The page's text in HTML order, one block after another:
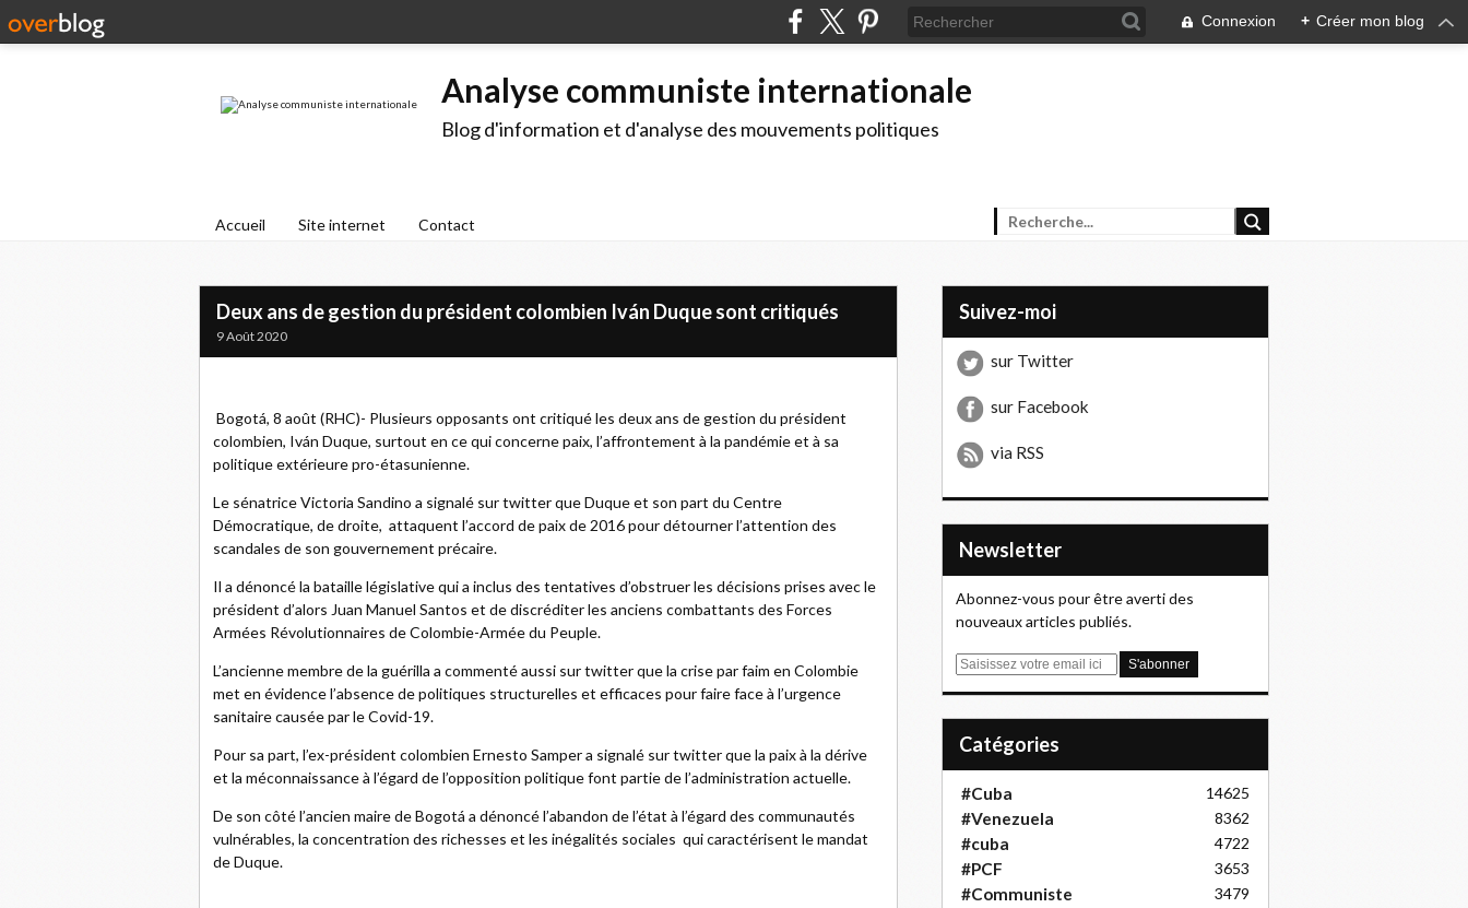
Connexion + Créer mon blog
Analyse communiste internationale
Blog d'information et d'analyse des mouvements politiques
Accueil Site internet Contact
Deux ans de gestion du président colombien Iván Duque sont critiqués
9 Août 2020
Bogotá, 8 août (RHC)- Plusieurs opposants ont critiqué les deux ans de gestion du président
colombien, Iván Duque, surtout en ce qui concerne paix, l’affrontement à la pandémie et à sa
politique extérieure pro-étasunienne.
Le sénatrice Victoria Sandino a signalé sur twitter que Duque et son part du Centre
Démocratique, de droite, attaquent l’accord de paix de 2016 pour détourner l’attention des
scandales de son gouvernement précaire.
Il a dénoncé la bataille législative qui a inclus des tentatives d’obstruer les décisions prises avec le
président d’alors Juan Manuel Santos et de discréditer les anciens combattants des Forces
Armées Révolutionnaires de Colombie-Armée du Peuple.
L’ancienne membre de la guérilla a commenté aussi sur twitter que la crise par faim en Colombie
met en évidence l’absence de politiques structurelles et efficaces pour faire face à l’urgence
sanitaire causée par le Covid-19.
Pour sa part, l’ex-président colombien Ernesto Samper a signalé sur twitter que la paix à la dérive
et la méconnaissance à l’égard de l’opposition politique font partie de l’administration actuelle.
De son côté l’ancien maire de Bogotá a dénoncé l’abandon de l’état à l’égard des communautés
vulnérables, la concentration des richesses et les inégalités sociales qui caractérisent le mandat
de Duque.
Suivez-moi
sur Twitter
sur Facebook
via RSS
Newsletter
Abonnez-vous pour être averti des
nouveaux articles publiés.
E
Catégories
#Cuba 14625
#Venezuela 8362
#cuba 4722
#PCF 3653
#Communiste 3479